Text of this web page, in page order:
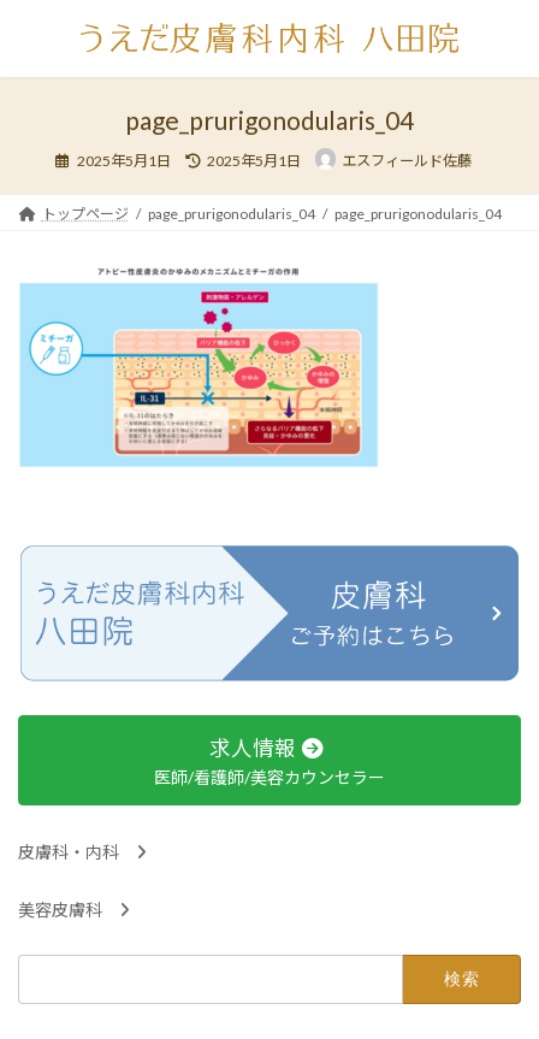
ン
ー
page_prurigonodularis_04
2025年5月1日
終
新
日
時
2025年5月1日 エスフィールド佐藤
トップページ page_prurigonodularis_04 page_prurigonodularis_04
求人情報
医師/看護師/美容カウンセラー
皮膚科・内科
美容皮膚科